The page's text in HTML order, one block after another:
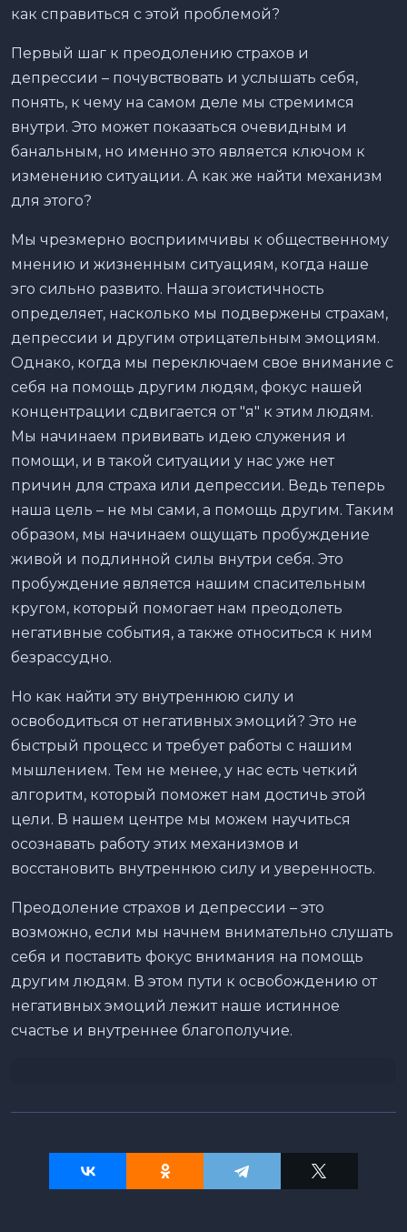
как справиться с этой проблемой?
Первый шаг к преодолению страхов и
депрессии – почувствовать и услышать себя,
понять, к чему на самом деле мы стремимся
внутри. Это может показаться очевидным и
банальным, но именно это является ключом к
изменению ситуации. А как же найти механизм
для этого?
Мы чрезмерно восприимчивы к общественному
мнению и жизненным ситуациям, когда наше
эго сильно развито. Наша эгоистичность
определяет, насколько мы подвержены страхам,
депрессии и другим отрицательным эмоциям.
Однако, когда мы переключаем свое внимание с
себя на помощь другим людям, фокус нашей
концентрации сдвигается от "я" к этим людям.
Мы начинаем прививать идею служения и
помощи, и в такой ситуации у нас уже нет
причин для страха или депрессии. Ведь теперь
наша цель – не мы сами, а помощь другим. Таким
образом, мы начинаем ощущать пробуждение
живой и подлинной силы внутри себя. Это
пробуждение является нашим спасительным
кругом, который помогает нам преодолеть
негативные события, а также относиться к ним
безрассудно.
Но как найти эту внутреннюю силу и
освободиться от негативных эмоций? Это не
быстрый процесс и требует работы с нашим
мышлением. Тем не менее, у нас есть четкий
алгоритм, который поможет нам достичь этой
цели. В нашем центре мы можем научиться
осознавать работу этих механизмов и
восстановить внутреннюю силу и уверенность.
Преодоление страхов и депрессии – это
возможно, если мы начнем внимательно слушать
себя и поставить фокус внимания на помощь
другим людям. В этом пути к освобождению от
негативных эмоций лежит наше истинное
счастье и внутреннее благополучие.